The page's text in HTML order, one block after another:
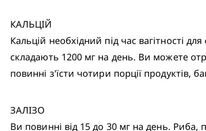
КАЛЬЦІЙ
Кальцій необхідний під час вагітності
складають 1200 мг на день. Ви можете
повинні з'їсти чотири порції продуктів,
ЗАЛІЗО
Ви повинні від 15 до 30 мг на день. Риба,